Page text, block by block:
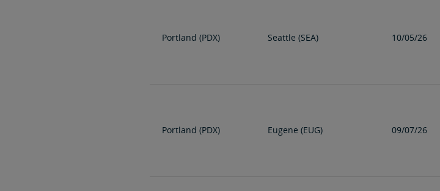
Portland (PDX) Seattle (SEA) 10/05/26
Portland (PDX) Eugene (EUG) 09/07/26